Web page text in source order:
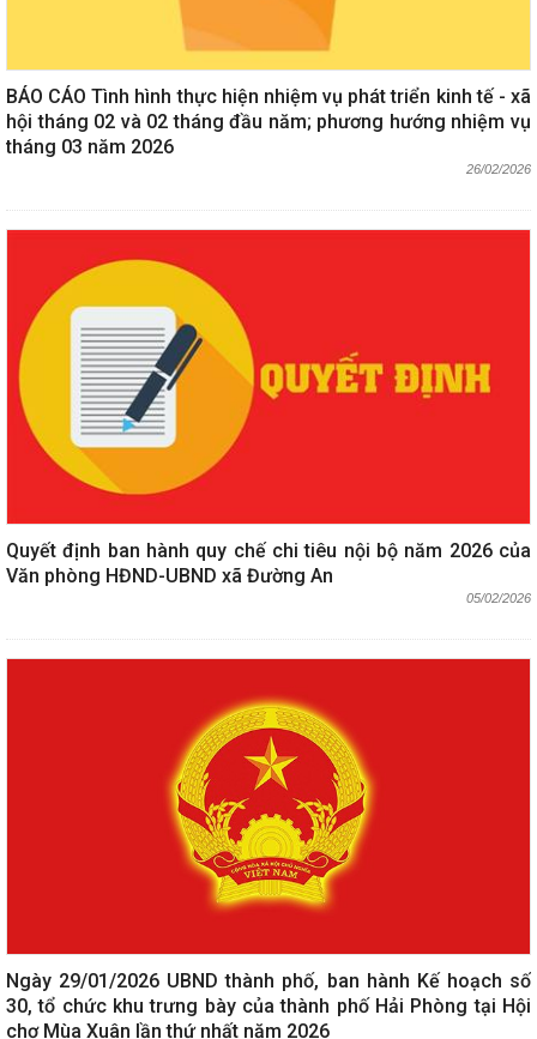
BÁO CÁO Tình hình thực hiện nhiệm vụ phát triển kinh tế - xã
hội tháng 02 và 02 tháng đầu năm; phương hướng nhiệm vụ
tháng 03 năm 2026
26/02/2026
Quyết định ban hành quy chế chi tiêu nội bộ năm 2026 của
Văn phòng HĐND-UBND xã Đường An
05/02/2026
Ngày 29/01/2026 UBND thành phố, ban hành Kế hoạch số
30, tổ chức khu trưng bày của thành phố Hải Phòng tại Hội
chợ Mùa Xuân lần thứ nhất năm 2026